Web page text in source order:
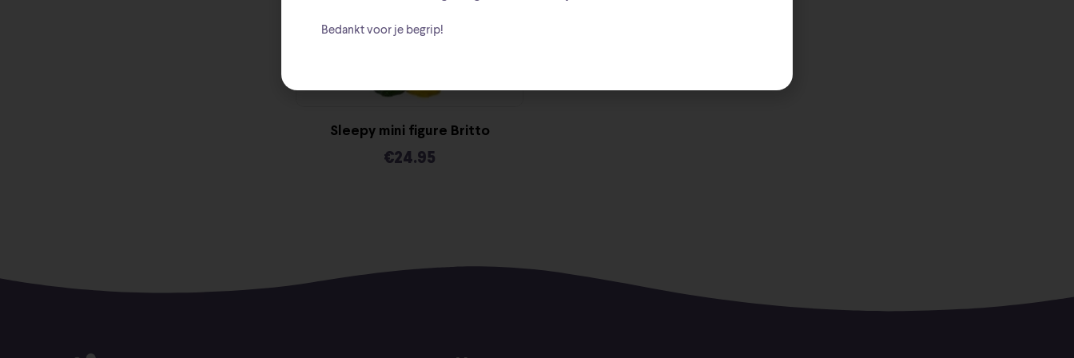
Sleepy mini figure Britto
€24.95
Bedankt voor je begrip!